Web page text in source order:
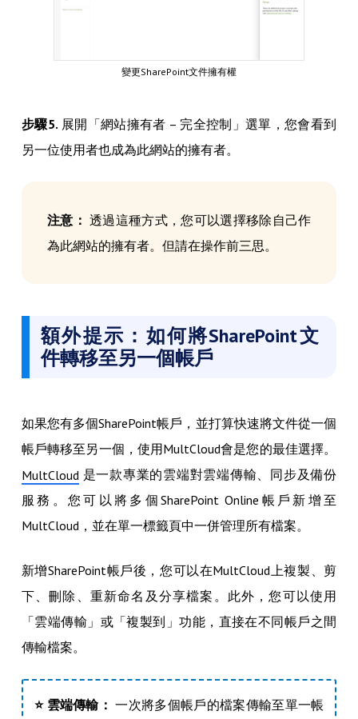
變更SharePoint文件擁有權
步驟5. 展開「網站擁有者 – 完全控制」選單，您會看到
另一位使用者也成為此網站的擁有者。
注意： 透過這種方式，您可以選擇移除自己作
為此網站的擁有者。但請在操作前三思。
額外提示：如何將SharePoint文
件轉移至另一個帳戶
如果您有多個SharePoint帳戶，並打算快速將文件從一個
帳戶轉移至另一個，使用MultCloud會是您的最佳選擇。
MultCloud 是一款專業的雲端對雲端傳輸、同步及備份
服務。您可以將多個SharePoint Online帳戶新增至
MultCloud，並在單一標籤頁中一併管理所有檔案。
新增SharePoint帳戶後，您可以在MultCloud上複製、剪
下、刪除、重新命名及分享檔案。此外，您可以使用
「雲端傳輸」或「複製到」功能，直接在不同帳戶之間
傳輸檔案。
⭐ 雲端傳輸： 一次將多個帳戶的檔案傳輸至單一帳